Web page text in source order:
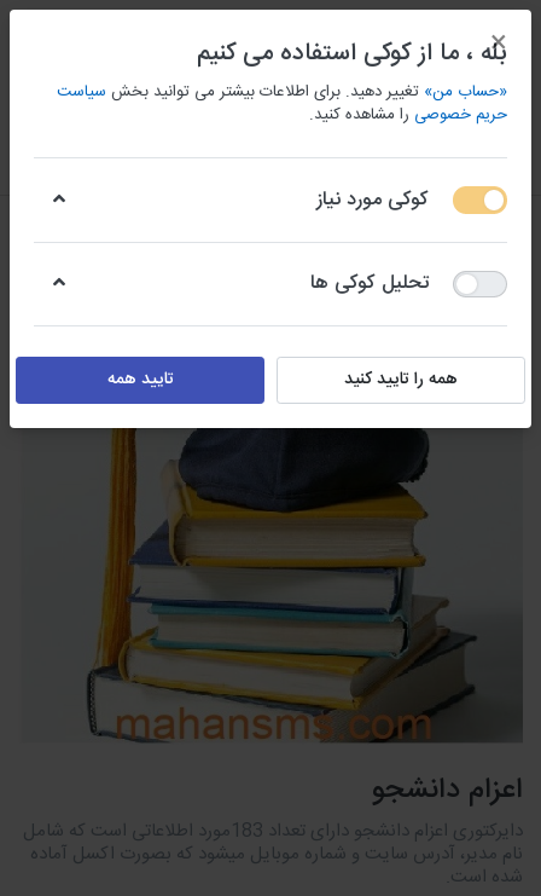
منو ورود/ثبت نام مقايسه كردن علاقه مندی سبد
اعزام دانشجو
دایرکتوری اعزام دانشجو دارای تعداد 183مورد اطلاعاتی است که شامل
نام مدیر، آدرس سایت و شماره موبایل میشود که بصورت اکسل آماده
شده است.
×
بله ، ما از کوکی استفاده می کنیم
«حساب من» تغییر دهید. برای اطلاعات بیشتر می توانید بخش سیاست
حریم خصوصی را مشاهده کنید.
کوکی مورد نیاز
تحلیل کوکی ها
همه را تایید کنید تایید همه